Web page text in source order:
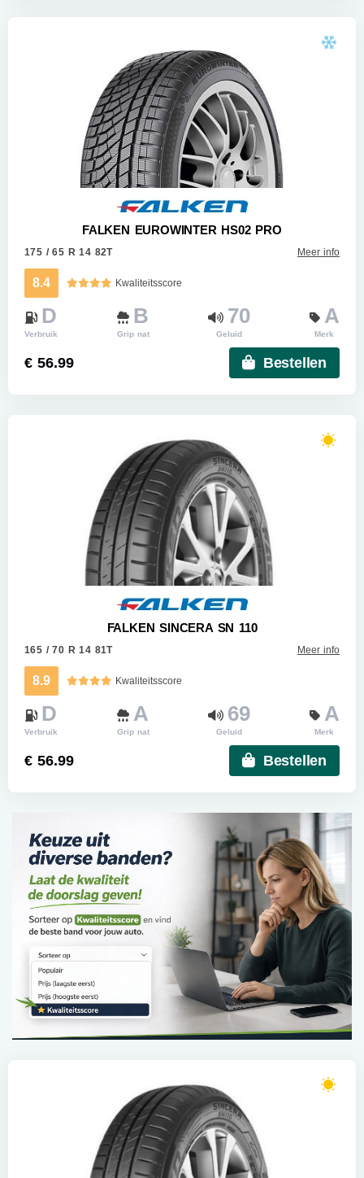
FALKEN EUROWINTER HS02 PRO
175 / 65 R 14 82T Meer info
8.4 Kwaliteitsscore
D
Verbruik
B
Grip nat
70
Geluid
A
Merk
€ 56.99 Bestellen
FALKEN SINCERA SN 110
165 / 70 R 14 81T Meer info
8.9 Kwaliteitsscore
D
Verbruik
A
Grip nat
69
Geluid
A
Merk
€ 56.99 Bestellen